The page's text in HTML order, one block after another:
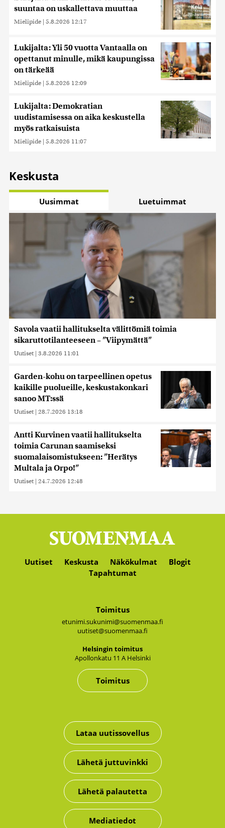
suuntaa on uskallettava muuttaa
Mielipide | 5.8.2026 12:17
Lukijalta: Yli 50 vuotta Vantaalla on
opettanut minulle, mikä kaupungissa
on tärkeää
Mielipide | 5.8.2026 12:09
Lukijalta: Demokratian
uudistamisessa on aika keskustella
myös ratkaisuista
Mielipide | 5.8.2026 11:07
Keskusta
Uusimmat Luetuimmat
Savola vaatii hallitukselta välittömiä toimia
sikaruttotilanteeseen – ”Viipymättä”
Uutiset | 3.8.2026 11:01
Garden-kohu on tarpeellinen opetus
kaikille puolueille, keskustakonkari
sanoo MT:ssä
Uutiset | 28.7.2026 13:18
Antti Kurvinen vaatii hallitukselta
toimia Carunan saamiseksi
suomalaisomistukseen: ”Herätys
Multala ja Orpo!”
Uutiset | 24.7.2026 12:48
Uutiset Keskusta Näkökulmat
Blogit
Tapahtumat
Toimitus
etunimi.sukunimi@suomenmaa.fi
uutiset@suomenmaa.fi
Hel­sin­gin toi­mi­tus
Apol­lon­ka­tu 11 A Hel­sin­ki
Toimitus
Lataa uutissovellus
Lähetä juttuvinkki
Lähetä palautetta
Mediatiedot